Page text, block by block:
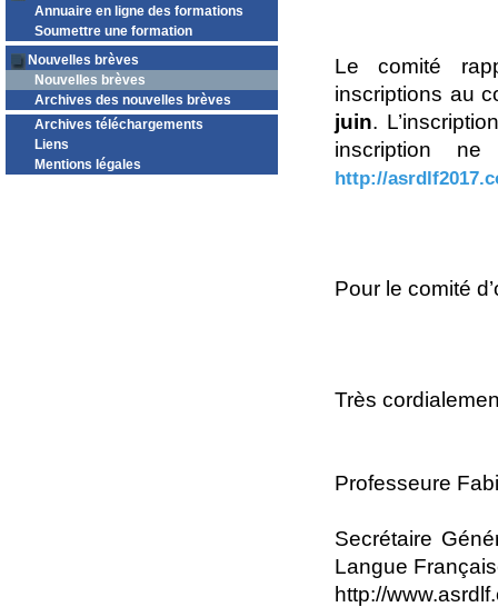
Annuaire en ligne des formations
Soumettre une formation
Nouvelles brèves
Nouvelles brèves
Archives des nouvelles brèves
Archives téléchargements
Liens
Mentions légales
Le comité
inscriptions au
juin.
inscription
http://
Pour le comité
Très
Professeure
Secrétaire
Langue
http://